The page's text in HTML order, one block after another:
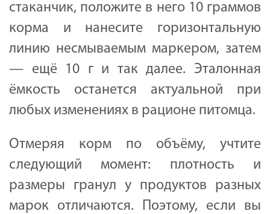
стаканчик, положите в него 10 граммов
корма и нанесите горизонтальную
линию несмываемым маркером, затем
— ещё 10 г и так далее. Эталонная
ёмкость останется актуальной при
любых изменениях в рационе питомца.
Отмеряя корм по объёму, учтите
следующий момент: плотность и
размеры гранул у продуктов разных
марок отличаются. Поэтому, если вы